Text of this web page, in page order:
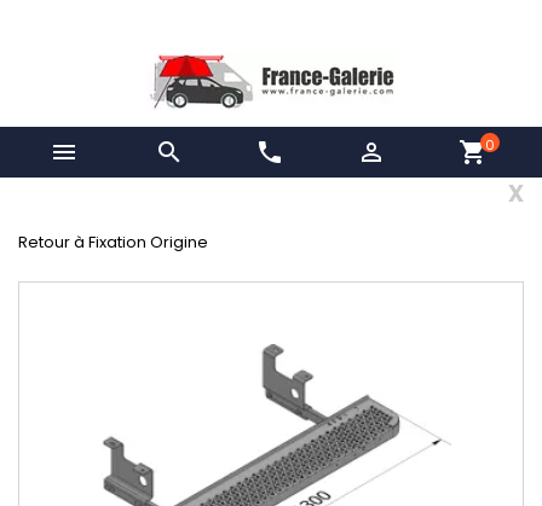
  phone  shopping_cart0
x
Retour à Fixation Origine